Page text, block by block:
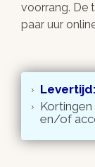
voorrang. De
paar uur
en/of